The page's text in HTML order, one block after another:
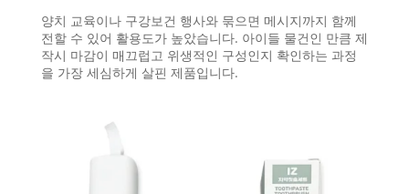
양치 교육이나 구강보건 행사와 묶으면 메시지까지 함께
전할 수 있어 활용도가 높았습니다. 아이들 물건인 만큼 제
작시 마감이 매끄럽고 위생적인 구성인지 확인하는 과정
을 가장 세심하게 살핀 제품입니다.